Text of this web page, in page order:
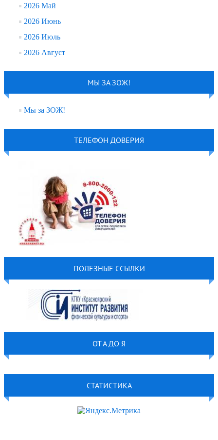
2026 Май
2026 Июнь
2026 Июль
2026 Август
МЫ ЗА ЗОЖ!
Мы за ЗОЖ!
ТЕЛЕФОН ДОВЕРИЯ
ПОЛЕЗНЫЕ ССЫЛКИ
ОТ А ДО Я
СТАТИСТИКА